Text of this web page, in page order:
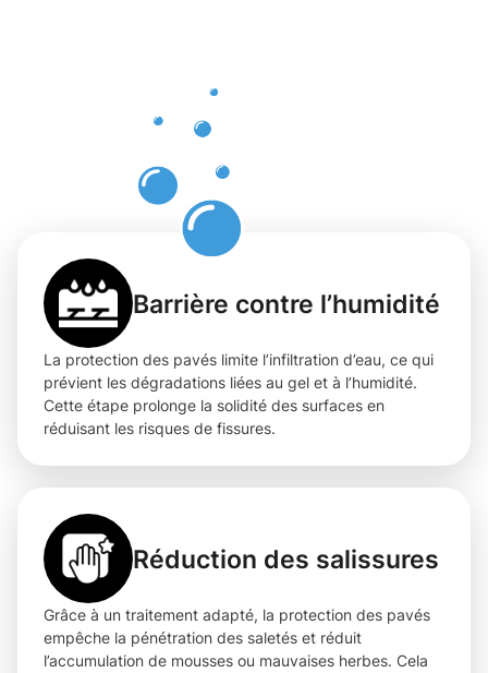
Barrière contre l’humidité
La protection des pavés limite l’infiltration d’eau, ce qui
prévient les dégradations liées au gel et à l’humidité.
Cette étape prolonge la solidité des surfaces en
réduisant les risques de fissures.
Réduction des salissures
Grâce à un traitement adapté, la protection des pavés
empêche la pénétration des saletés et réduit
l’accumulation de mousses ou mauvaises herbes. Cela